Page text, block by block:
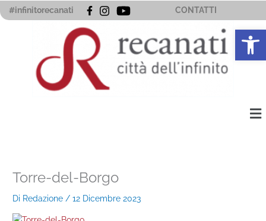
Vai
al
#infinitorecanati CONTATTI
Torre-del-Borgo
Di Redazione /12 Dicembre 2023
Apri la